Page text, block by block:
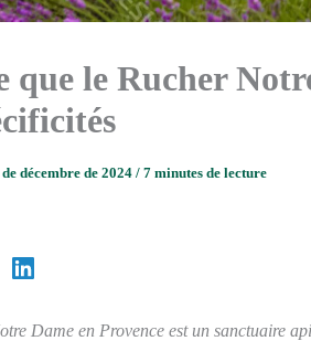
que le Rucher
de décembre de 2024/ 7 minutes de lecture
Dame en Provence est un sanctuaire